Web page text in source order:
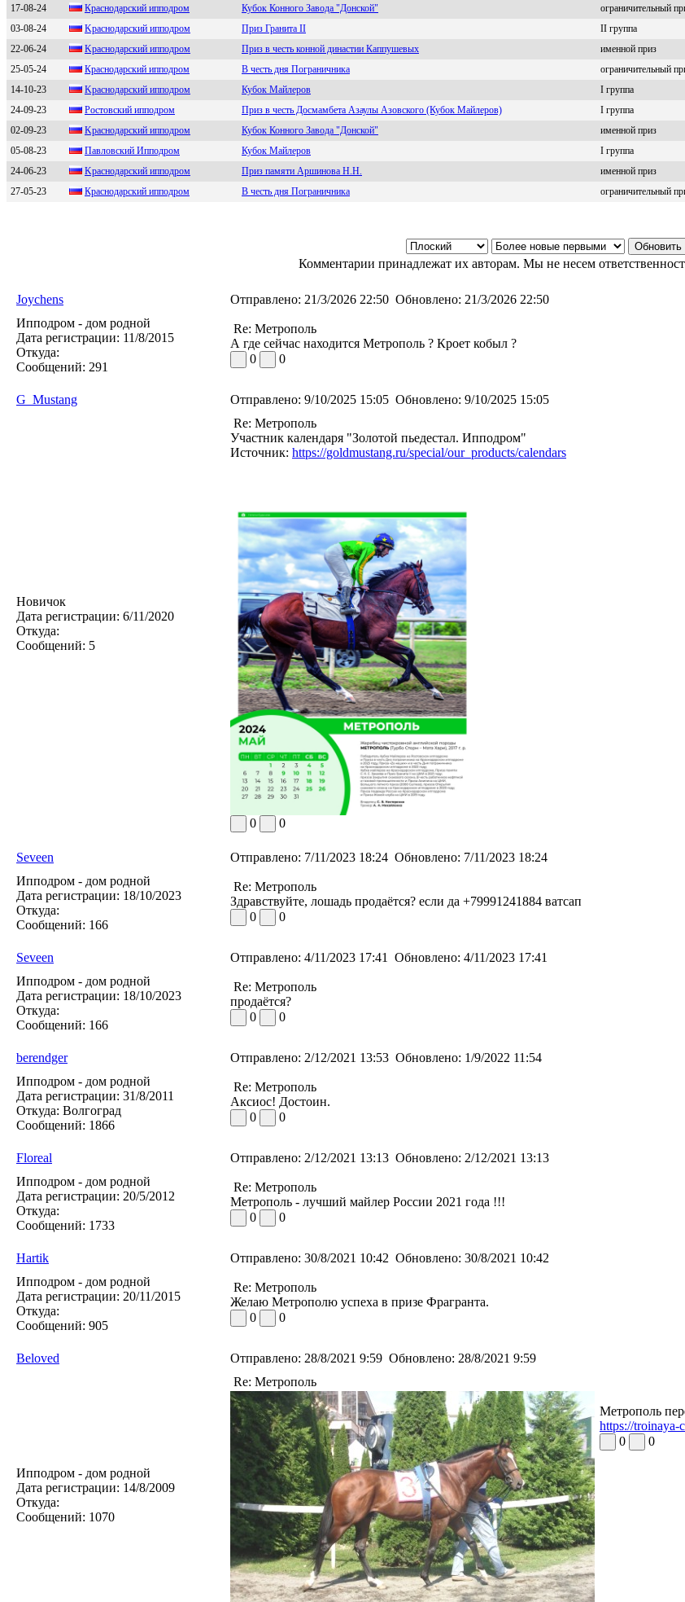
17-08-24 Крacнодaрcкий ипподром Кубок Конного Завода "Донской" ограничительный
03-08-24
Kpacнoдapcкий иппoдpoм Приз Гранита II II группа
22-06-24
Kpаcнoдаpcкий иппoдpoм Приз в честь конной династии Каппушевых именной приз
25-05-24
Краснодарский ипподром В честь дня Пограничника ограничительный
14-10-23
Kpаcнодаpcкий ипподpом Кубок Майлеров I группа
24-09-23
Рoстoвский иппoдрoм Приз в честь Досмамбета Азаулы Азовского (Кубок Майлеров) I группа
02-09-23
Kpаснодаpский ипподpом Кубок Конного Завода "Донской" именной приз
05-08-23
Павлoвcкий Иппoдpoм Кубок Майлеров I группа
24-06-23
Kраcнoдарcкий иппoдрoм Приз памяти Аршинова Н.Н. именной приз
27-05-23
Краcнодарcкий ипподром В честь дня Пограничника ограничительный
Комментарии принадлежат их авторам. Мы не несем
Joychens Отправлено: 21/3/2026 22:50 Обновлено: 21/3/2026 22:50
Ипподром - дом родной
Дата регистрации: 11/8/2015
Откуда:
Сообщений: 291
Re: Метрополь
А где сейчас находится Метрополь ? Кроет кобыл ?
0
0
G_Mustang Отправлено: 9/10/2025 15:05 Обновлено: 9/10/2025 15:05
Новичок
Дата регистрации: 6/11/2020
Откуда:
Сообщений: 5
Re: Метрополь
Участник календаря "Золотой пьедестал. Ипподром"
Источник: https://goldmustang.ru/special/our_products/calendars
0 0
Seveen Отправлено: 7/11/2023 18:24 Обновлено: 7/11/2023 18:24
Ипподром - дом родной
Дата регистрации: 18/10/2023
Откуда:
Сообщений: 166
Re: Метрополь
Здравствуйте, лошадь продаётся? если да +79991241884 ватсап
0
0
Seveen Отправлено: 4/11/2023 17:41 Обновлено: 4/11/2023 17:41
Ипподром - дом родной
Дата регистрации: 18/10/2023
Откуда:
Сообщений: 166
Re: Метрополь
продаётся?
0
0
berendger Отправлено: 2/12/2021 13:53 Обновлено: 1/9/2022 11:54
Ипподром - дом родной
Дата регистрации: 31/8/2011
Откуда: Волгоград
Сообщений: 1866
Re: Метрополь
Аксиос! Достоин.
0
0
Floreal Отправлено: 2/12/2021 13:13 Обновлено: 2/12/2021 13:13
Ипподром - дом родной
Дата регистрации: 20/5/2012
Откуда:
Сообщений: 1733
Re: Метрополь
Метрополь - лучший майлер России 2021 года !!!
0
0
Hartik Отправлено: 30/8/2021 10:42 Обновлено: 30/8/2021 10:42
Ипподром - дом родной
Дата регистрации: 20/11/2015
Откуда:
Сообщений: 905
Re: Метрополь
Желаю Метрополю успеха в призе Фрагранта.
0
0
Beloved Отправлено: 28/8/2021 9:59 Обновлено: 28/8/2021 9:59
Ипподром - дом родной
Дата регистрации: 14/8/2009
Откуда:
Сообщений: 1070
Re: Метрополь
Метрополь
https://troinaya-
0
0